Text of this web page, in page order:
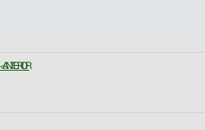
< ANTERIOR